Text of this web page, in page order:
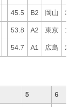
45.5 B2 岡山 38
53.8 A2 東京 12
54.7 A1 広島 27
5 6